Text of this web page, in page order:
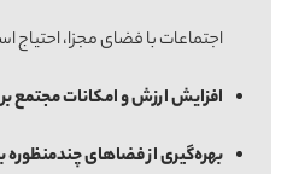
اجتماعات با فضای مجزا، احتیاج
افزایش ارزش و امکانات مجتمع
بهره‌گیری از فضاهای چندمنظوره